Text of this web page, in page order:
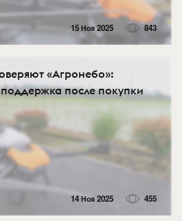
15 Ноя 2025 843
«Агронебо»:
после покупки
14 Ноя 2025 455